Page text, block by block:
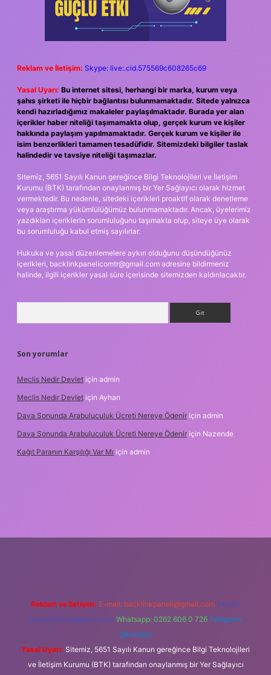
Reklam ve İletişim: Skype: live:.cid.575569c608265c69
Yasal Uyarı: Bu internet sitesi, herhangi bir marka, kurum veya
şahıs şirketi ile hiçbir bağlantısı bulunmamaktadır. Sitede yalnızca
kendi hazırladığımız makaleler paylaşılmaktadır. Burada yer alan
içerikler haber niteliği taşımamakta olup, gerçek kurum ve kişiler
hakkında paylaşım yapılmamaktadır. Gerçek kurum ve kişiler ile
isim benzerlikleri tamamen tesadüfidir. Sitemizdeki bilgiler taslak
halindedir ve tavsiye niteliği taşımazlar.
Sitemiz, 5651 Sayılı Kanun gereğince Bilgi Teknolojileri ve İletişim
Kurumu (BTK) tarafından onaylanmış bir Yer Sağlayıcı olarak hizmet
vermektedir. Bu nedenle, sitedeki içerikleri proaktif olarak denetleme
veya araştırma yükümlülüğümüz bulunmamaktadır. Ancak, üyelerimiz
yazdıkları içeriklerin sorumluluğunu taşımakta olup, siteye üye olarak
bu sorumluluğu kabul etmiş sayılırlar.
Hukuka ve yasal düzenlemelere aykırı olduğunu düşündüğünüz
içerikleri, backlinkpanelicomtr@gmail.com adresine bildirmeniz
halinde, ilgili içerikler yasal süre içerisinde sitemizden kaldırılacaktır.
Son yorumlar
Meclis Nedir Devlet için admin
Meclis Nedir Devlet için Ayhan
Dava Sonunda Arabuluculuk Ücreti Nereye Ödenir için admin
Dava Sonunda Arabuluculuk Ücreti Nereye Ödenir için Nazende
Kağıt Paranın Karşılığı Var Mı için admin
Reklam ve İletişim: E-mail: backlinkpaneli@gmail.com Teams:
forumhizmeti@gmail.com Whatsapp: 0262 606 0 726 Telegram:
@karabul
Yasal Uyarı: Sitemiz, 5651 Sayılı Kanun gereğince Bilgi Teknolojileri
ve İletişim Kurumu (BTK) tarafından onaylanmış bir Yer Sağlayıcı